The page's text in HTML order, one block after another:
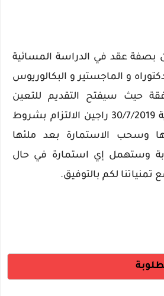
بصفة عقد في الدراسة المسائية
و الماجستير و البكالوريوس
حيث سيفتح التقديم للتعين
للفترة 1/7/2019ولغاية 30/7/2019 راجين الالتزام بشروط
وسحب الاستمارة بعد ملئها
وستهمل إي استمارة في حال
لكم بالتوفيق.